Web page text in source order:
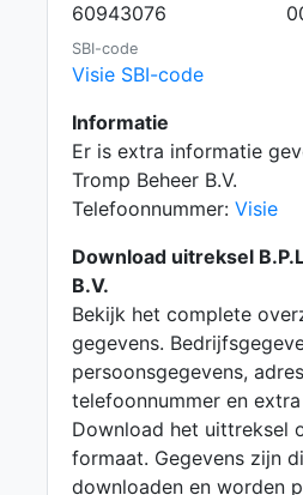
60943076
SBI-code
Visie SBI-code
Informatie
Er is extra informatie
Tromp Beheer B.V.
Telefoonnummer: Visie
Download uitreksel
B.V.
Bekijk het complete
gegevens.
persoonsgegevens,
telefoonnummer en
Download het uittreksel
formaat. Gegevens zijn
downloaden en worden